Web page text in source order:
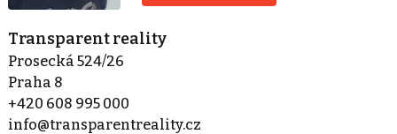
Transparent reality
Prosecká 524/26
Praha 8
+420 608 995 000
info@transparentreality.cz